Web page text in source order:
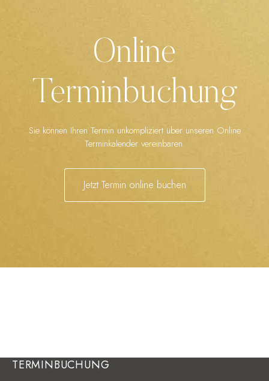
Online
Terminbuchung
Sie können Ihren Termin unkompliziert über unseren Online
Terminkalender vereinbaren.
Jetzt Termin online buchen
TERMINBUCHUNG